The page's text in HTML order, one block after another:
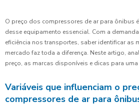
O preço dos compressores de ar para ônibus
desse equipamento essencial. Com a
eficiência nos transportes, saber identificar as
mercado faz toda a diferença. Neste artigo,
preço, as marcas disponíveis e dicas para
Variáveis que influenciam o
compressores de ar para